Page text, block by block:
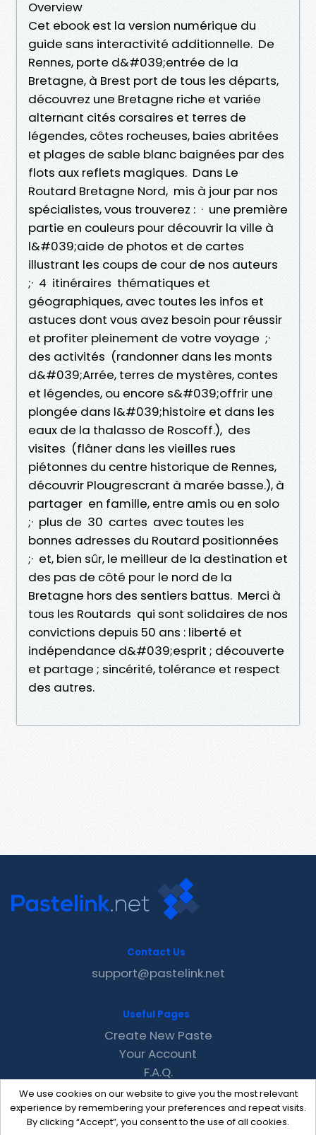
Overview
Cet ebook est la version numérique du
guide sans interactivité additionnelle. De
Rennes, porte d&#039;entrée de la
Bretagne, à Brest port de tous les départs,
découvrez une Bretagne riche et variée
alternant cités corsaires et terres de
légendes, côtes rocheuses, baies abritées
et plages de sable blanc baignées par des
flots aux reflets magiques. Dans Le
Routard Bretagne Nord, mis à jour par nos
spécialistes, vous trouverez : · une première
partie en couleurs pour découvrir la ville à
l&#039;aide de photos et de cartes
illustrant les coups de cour de nos auteurs
;· 4 itinéraires thématiques et
géographiques, avec toutes les infos et
astuces dont vous avez besoin pour réussir
et profiter pleinement de votre voyage ;·
des activités (randonner dans les monts
d&#039;Arrée, terres de mystères, contes
et légendes, ou encore s&#039;offrir une
plongée dans l&#039;histoire et dans les
eaux de la thalasso de Roscoff.), des
visites (flâner dans les vieilles rues
piétonnes du centre historique de Rennes,
découvrir Plougrescrant à marée basse.), à
partager en famille, entre amis ou en solo
;· plus de 30 cartes avec toutes les
bonnes adresses du Routard positionnées
;· et, bien sûr, le meilleur de la destination et
des pas de côté pour le nord de la
Bretagne hors des sentiers battus. Merci à
tous les Routards qui sont solidaires de nos
convictions depuis 50 ans : liberté et
indépendance d&#039;esprit ; découverte
et partage ; sincérité, tolérance et respect
des autres.
We use cookies on our website to give you the most relevant
experience by remembering your preferences and repeat visits.
By clicking “Accept”, you consent to the use of all cookies.
Contact Us
support@pastelink.net
Useful Pages
Create New Paste
Your Account
F.A.Q.
Recent
Contact